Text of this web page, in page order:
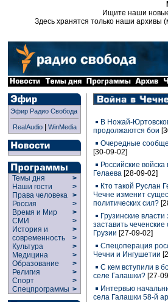
Ищите наши
Здесь хранятся только наши архивы
Эфир Радио Свобода
RealAudio| WinMedia
Темы дня
>
Наши гости
>
Права человека >
Россия
>
Время и Мир
>
СМИ
>
История и
современность
>
>
Культура
>
Медицина
>
Образование
>
Религия
>
Спорт
>
Спецпрограммы >
В Ножай-
продолжаются бои
Очередные
[30-09-02]
Российские
Гелаева [28-09-02]
Кто такой Руслан
Чечне изменит
политических сил?
Грузинские
заставить
Грузии [27-09-02]
Спецоперация
Чечни и Ингушетии
С кем вступили в
селе Галашки? [27-
Интервью
села Галашки 58-й